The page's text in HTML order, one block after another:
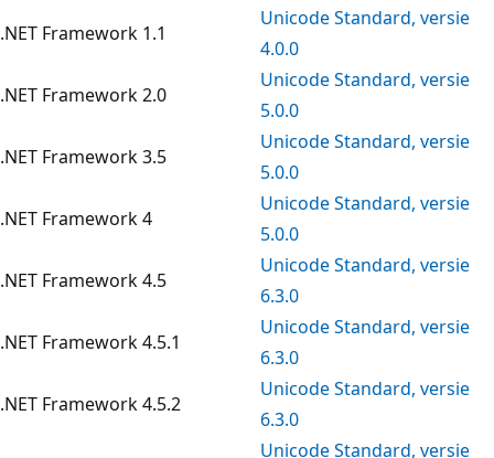
.NET Framework 1.1
Unicode Standard, versie
4.0.0
.NET Framework 2.0
Unicode Standard, versie
5.0.0
.NET Framework 3.5
Unicode Standard, versie
5.0.0
.NET Framework 4
Unicode Standard, versie
5.0.0
.NET Framework 4.5
Unicode Standard, versie
6.3.0
.NET Framework 4.5.1
Unicode Standard, versie
6.3.0
.NET Framework 4.5.2
Unicode Standard, versie
6.3.0
Unicode Standard, versie